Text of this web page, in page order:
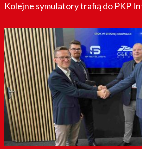
Kolejne symulatory trafią do PKP